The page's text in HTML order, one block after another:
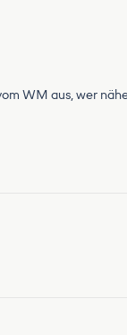
WM aus, wer